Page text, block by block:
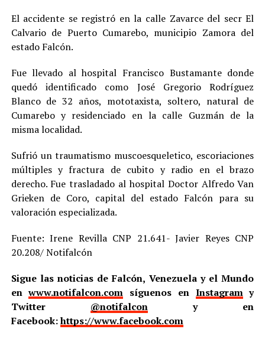
El accidente se registró en la calle Zavarce del secr El
Calvario de Puerto Cumarebo, municipio Zamora del
estado Falcón.
Fue llevado al hospital Francisco Bustamante donde
quedó identificado como José Gregorio Rodríguez
Blanco de 32 años, mototaxista, soltero, natural de
Cumarebo y residenciado en la calle Guzmán de la
misma localidad.
Sufrió un traumatismo muscoesqueletico, escoriaciones
múltiples y fractura de cubito y radio en el brazo
derecho. Fue trasladado al hospital Doctor Alfredo Van
Grieken de Coro, capital del estado Falcón para su
valoración especializada.
Fuente: Irene Revilla CNP 21.641- Javier Reyes CNP
20.208/ Notifalcón
Sigue las noticias de Falcón, Venezuela y el Mundo
enwww.notifalcon.com síguenos en Instagramy
Twitter @notifalcony en
Facebook:https://www.facebook.com